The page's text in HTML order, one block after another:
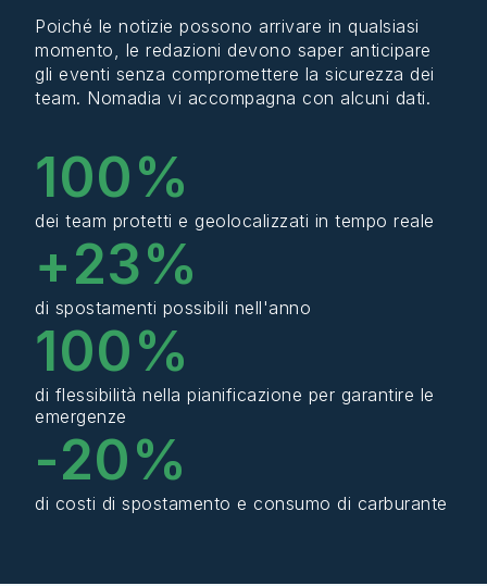
Poiché le notizie possono arrivare in qualsiasi
momento , le redazioni devono saper anticipare
gli eventi senza compromettere la sicurezza dei
team. Nomadia vi accompagna con alcuni dati.
dei team protetti e geolocalizzati in tempo reale
100%
di spostamenti possibili nell'anno
+23%
di flessibilità nella pianificazione per garantire le
emergenze
100%
di costi di spostamento e consumo di carburante
-20%